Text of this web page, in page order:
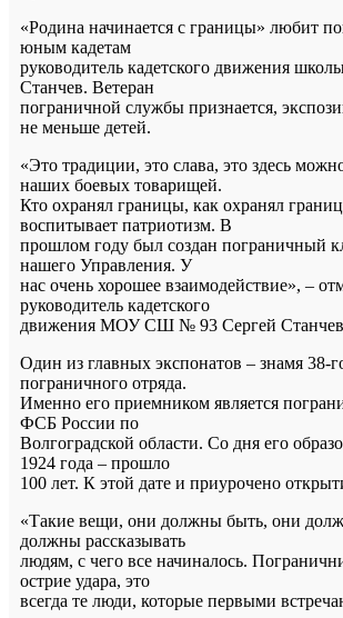
«Родина начинается с границы» любит
юным кадетам
руководитель кадетского движения
Станчев. Ветеран
пограничной службы признается,
не меньше детей.
«Это традиции, это слава, это здесь
наших боевых товарищей.
Кто охранял границы, как охранял
воспитывает патриотизм. В
прошлом году был создан пограничный
нашего Управления. У
нас очень хорошее взаимодействие», –
руководитель кадетского
движения МОУ СШ № 93 Сергей
Один из главных экспонатов – знамя 38-
пограничного отряда.
Именно его приемником является
ФСБ России по
Волгоградской области. Со дня его
1924 года – прошло
100 лет. К этой дате и приурочено
«Такие вещи, они должны быть, они
должны рассказывать
людям, с чего все начиналось.
острие удара, это
всегда те люди, которые первыми